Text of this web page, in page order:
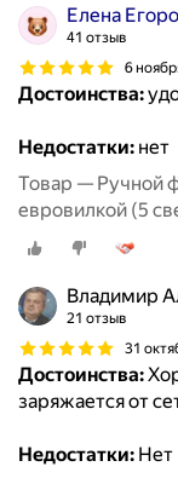
Елена
41 отзыв
6
Достоинства:
Недостатки: нет
Товар — Ручной
евровилкой (5
Владимир
21 отзыв
31
Достоинства:
заряжается от
Недостатки: Нет